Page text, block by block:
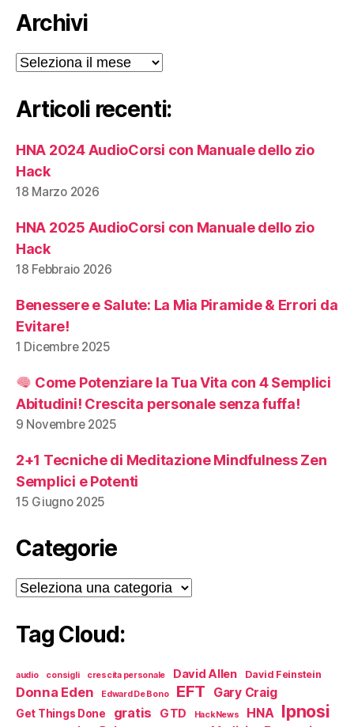
Archivi
Archivi
Articoli recenti:
HNA 2024 AudioCorsi con Manuale dello zio
Hack
18 Marzo 2026
HNA 2025 AudioCorsi con Manuale dello zio
Hack
18 Febbraio 2026
Benessere e Salute: La Mia Piramide & Errori da
Evitare!
1 Dicembre 2025
Come Potenziare la Tua Vita con 4 Semplici
Abitudini! Crescita personale senza fuffa!
9 Novembre 2025
2+1 Tecniche di Meditazione Mindfulness Zen
Semplici e Potenti
15 Giugno 2025
Categorie
Categorie
Tag Cloud:
audio consigli crescita personale David Allen David Feinstein
Donna Eden Edward De Bono EFT Gary Craig
Get Things Done gratis GTD HackNews HNA Ipnosi